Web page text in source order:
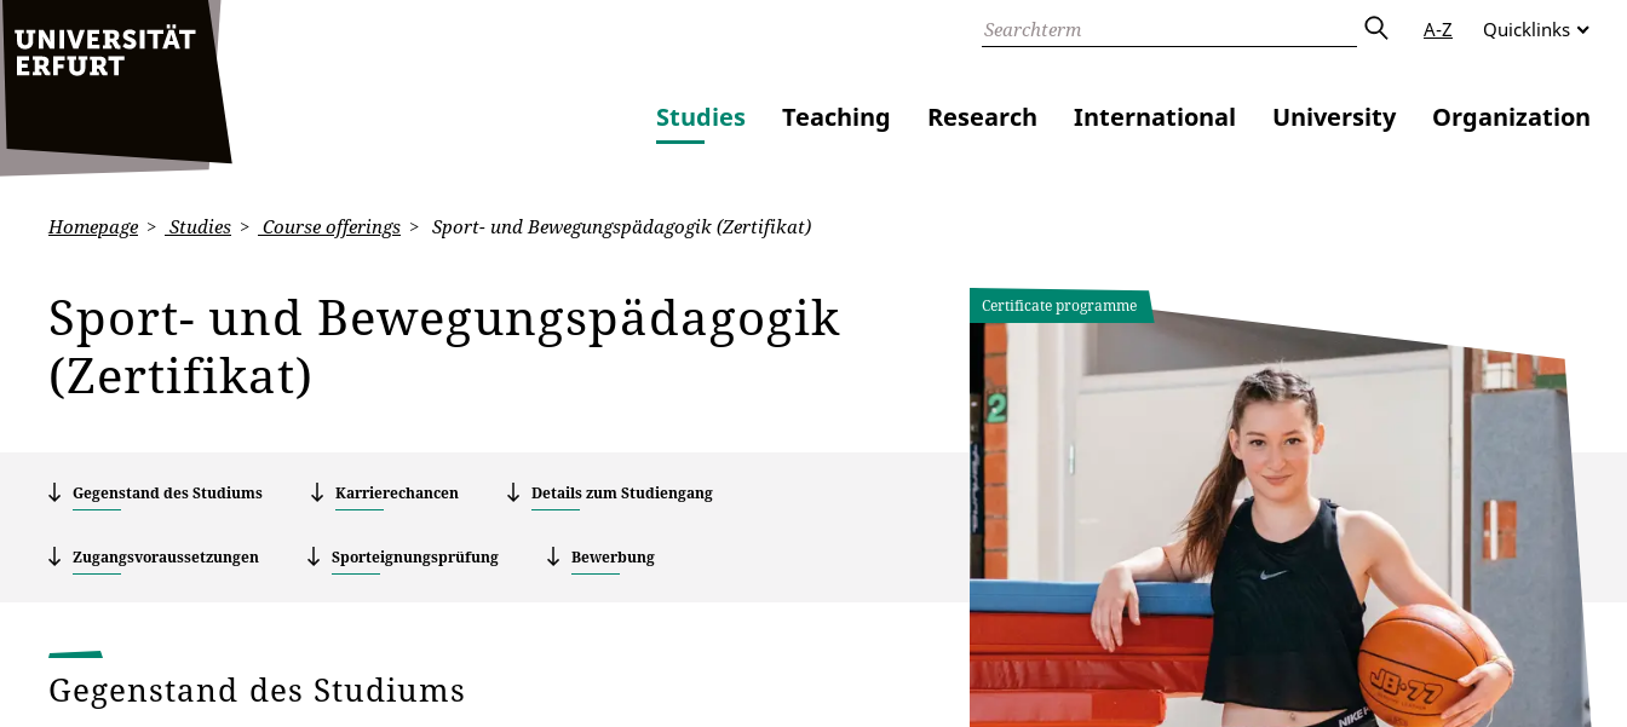
A-Z Quicklinks
Studies Teaching Research International University Organization
Homepage Studies Course offerings Sport- und Bewegungspädagogik (Zertifikat)
Sport- und Bewegungspädagogik
(Zertifikat)
Gegenstand des Studiums Karrierechancen Details zum Studiengang
Zugangsvoraussetzungen Sporteignungsprüfung Bewerbung
Certificate programme
Gegenstand des Studiums